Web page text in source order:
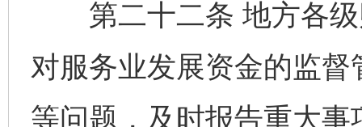
第二十二条 地方各级
对服务业发展资金的监
等问题，及时报告重大